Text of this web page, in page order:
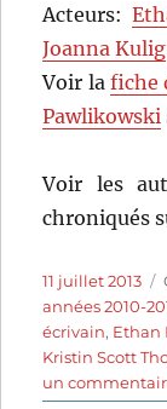
Acteurs:
Joanna Kulig
Voir la fiche
Pawlikowski
Voir les
chroniqués
Publié
le
11 juillet 2013
années 2010-
écrivain, Ethan
Kristin Scott
un